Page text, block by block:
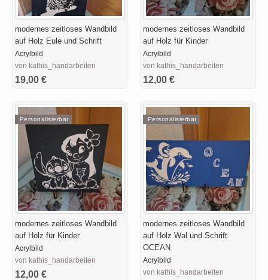
modernes zeitloses Wandbild
auf Holz Eule und Schrift
Acrylbild
von kathis_handarbeiten
19,00 €
modernes zeitloses Wandbild
auf Holz für Kinder
Acrylbild
von kathis_handarbeiten
12,00 €
Personalisierbar
modernes zeitloses Wandbild
auf Holz für Kinder
Acrylbild
von kathis_handarbeiten
12,00 €
Personalisierbar
modernes zeitloses Wandbild
auf Holz Wal und Schrift
OCEAN
Acrylbild
von kathis_handarbeiten